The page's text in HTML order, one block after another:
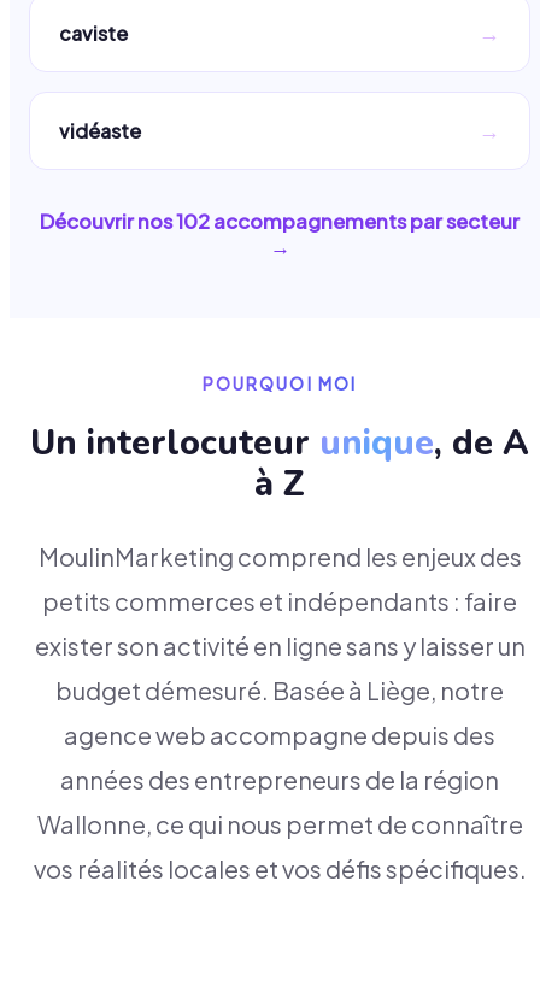
caviste →
vidéaste →
Découvrir nos102accompagnements par secteur
→
POURQUOI MOI
Un interlocuteur unique, de A
à Z
MoulinMarketing comprend les enjeux des
petits commerces et indépendants : faire
exister son activité en ligne sans y laisser un
budget démesuré. Basée à Liège, notre
agence web accompagne depuis des
années des entrepreneurs de la région
Wallonne, ce qui nous permet de connaître
vos réalités locales et vos défis spécifiques.